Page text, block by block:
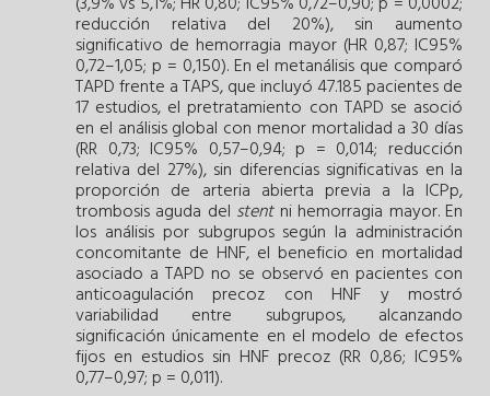
reducción relativa del 20%), sin aumento
significativo de hemorragia mayor (HR 0,87; IC95%
0,72–1,05; p = 0,150). En el metanálisis que comparó
TAPD frente a TAPS, que incluyó 47.185 pacientes de
17 estudios, el pretratamiento con TAPD se asoció
en el análisis global con menor mortalidad a 30 días
(RR 0,73; IC95% 0,57–0,94; p = 0,014; reducción
relativa del 27%), sin diferencias significativas en la
proporción de arteria abierta previa a la ICPp,
trombosis aguda del stentni hemorragia mayor. En
los análisis por subgrupos según la administración
concomitante de HNF, el beneficio en mortalidad
asociado a TAPD no se observó en pacientes con
anticoagulación precoz con HNF y mostró
variabilidad entre subgrupos, alcanzando
significación únicamente en el modelo de efectos
fijos en estudios sin HNF precoz (RR 0,86; IC95%
0,77–0,97; p = 0,011).